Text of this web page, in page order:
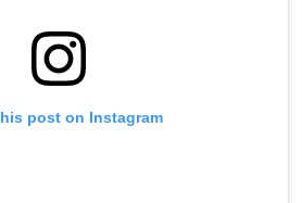
post on Instagram